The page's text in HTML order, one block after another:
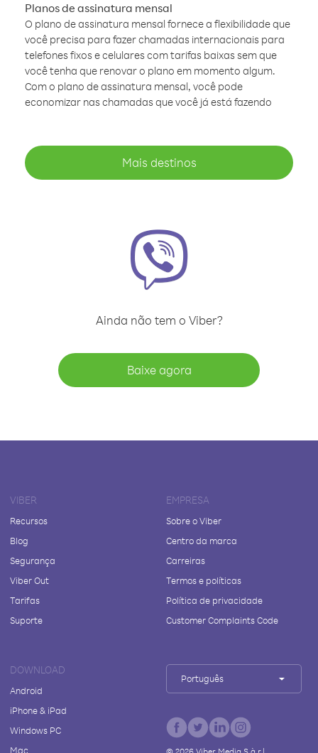
Planos de assinatura mensal
O plano de assinatura mensal fornece a flexibilidade que
você precisa para fazer chamadas internacionais para
telefones fixos e celulares com tarifas baixas sem que
você tenha que renovar o plano em momento algum.
Com o plano de assinatura mensal, você pode
economizar nas chamadas que você já está fazendo
Mais destinos
Ainda não tem o Viber?
Baixe agora
VIBER
Recursos
Blog
Segurança
Viber Out
Tarifas
Suporte
EMPRESA
Sobre o Viber
Centro da marca
Carreiras
Termos e políticas
Política de privacidade
Customer Complaints Code
DOWNLOAD
Android
iPhone & iPad
Windows PC
Mac
Português